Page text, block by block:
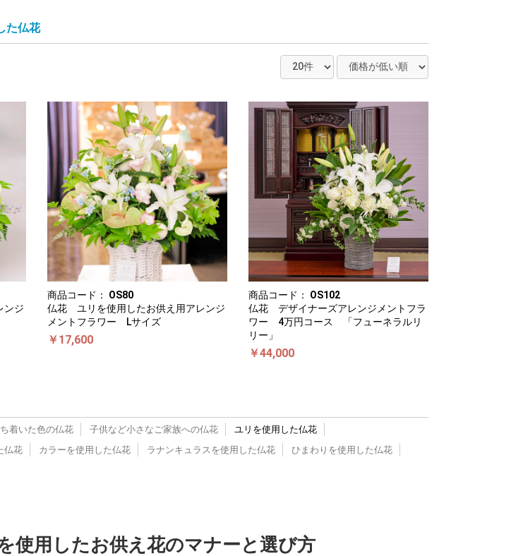
た仏花
ンジ
商品コード： OS80
仏花 ユリを使用したお供え用アレンジ
メントフラワー Lサイズ
￥17,600
商品コード： OS102
仏花 デザイナーズアレンジメントフラ
ワー 4万円コース 「フューネラルリ
リー」
￥44,000
着いた色の仏花 子供など小さなご家族への仏花
ユリを使用した仏花
仏花 カラーを使用した仏花 ラナンキュラスを使用した仏花
ひまわりを使用した仏花
使用したお供え花のマナーと選び方